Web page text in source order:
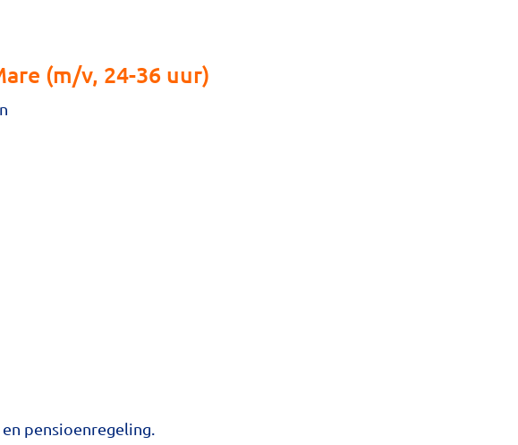
(m/v, 24-36 uur)
pensioenregeling.